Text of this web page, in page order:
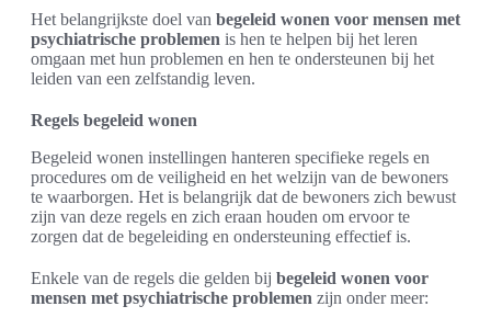
Het belangrijkste doel van begeleid wonen voor mensen met
psychiatrische problemen is hen te helpen bij het leren
omgaan met hun problemen en hen te ondersteunen bij het
leiden van een zelfstandig leven.
Regels begeleid wonen
Begeleid wonen instellingen hanteren specifieke regels en
procedures om de veiligheid en het welzijn van de bewoners
te waarborgen. Het is belangrijk dat de bewoners zich bewust
zijn van deze regels en zich eraan houden om ervoor te
zorgen dat de begeleiding en ondersteuning effectief is.
Enkele van de regels die gelden bij begeleid wonen voor
mensen met psychiatrische problemen zijn onder meer: